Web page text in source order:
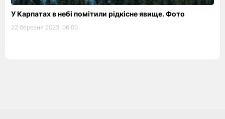
У Карпатах в небі помітили рідкісне явище. Фото
22 березня 2023, 06:00